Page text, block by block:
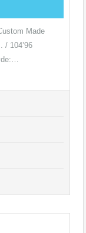
Made
/ 104’96